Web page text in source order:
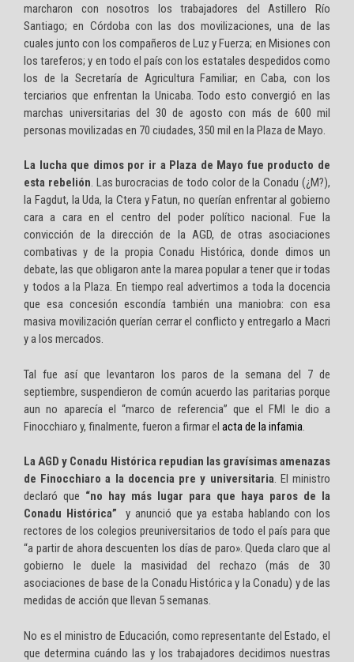
marcharon con nosotros los trabajadores del Astillero Río
Santiago; en Córdoba con las dos movilizaciones, una de las
cuales junto con los compañeros de Luz y Fuerza; en Misiones con
los tareferos; y en todo el país con los estatales despedidos como
los de la Secretaría de Agricultura Familiar; en Caba, con los
terciarios que enfrentan la Unicaba. Todo esto convergió en las
marchas universitarias del 30 de agosto con más de 600 mil
personas movilizadas en 70 ciudades, 350 mil en la Plaza de Mayo.
La lucha que dimos por ir a Plaza de Mayo fue producto de
esta rebelión. Las burocracias de todo color de la Conadu (¿M?),
la Fagdut, la Uda, la Ctera y Fatun, no querían enfrentar al gobierno
cara a cara en el centro del poder político nacional. Fue la
convicción de la dirección de la AGD, de otras asociaciones
combativas y de la propia Conadu Histórica, donde dimos un
debate, las que obligaron ante la marea popular a tener que ir todas
y todos a la Plaza. En tiempo real advertimos a toda la docencia
que esa concesión escondía también una maniobra: con esa
masiva movilización querían cerrar el conflicto y entregarlo a Macri
y a los mercados.
Tal fue así que levantaron los paros de la semana del 7 de
septiembre, suspendieron de común acuerdo las paritarias porque
aun no aparecía el “marco de referencia” que el FMI le dio a
Finocchiaro y, finalmente, fueron a firmar el acta de la infamia.
La AGD y Conadu Histórica repudian las gravísimas amenazas
de Finocchiaro a la docencia pre y universitaria. El ministro
declaró que “no hay más lugar para que haya paros de la
Conadu Histórica” y anunció que ya estaba hablando con los
rectores de los colegios preuniversitarios de todo el país para que
“a partir de ahora descuenten los días de paro». Queda claro que al
gobierno le duele la masividad del rechazo (más de 30
asociaciones de base de la Conadu Histórica y la Conadu) y de las
medidas de acción que llevan 5 semanas.
No es el ministro de Educación, como representante del Estado, el
que determina cuándo las y los trabajadores decidimos nuestras